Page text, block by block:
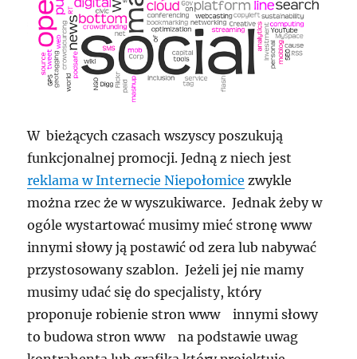
W bieżących czasach wszyscy poszukują
funkcjonalnej promocji. Jedną z niech jest
reklama w Internecie Niepołomice zwykle
można rzec że w wyszukiwarce. Jednak żeby w
ogóle wystartować musimy mieć stronę www
innymi słowy ją postawić od zera lub nabywać
przystosowany szablon. Jeżeli jej nie mamy
musimy udać się do specjalisty, który
proponuje robienie stron www innymi słowy
to budowa stron www na podstawie uwag